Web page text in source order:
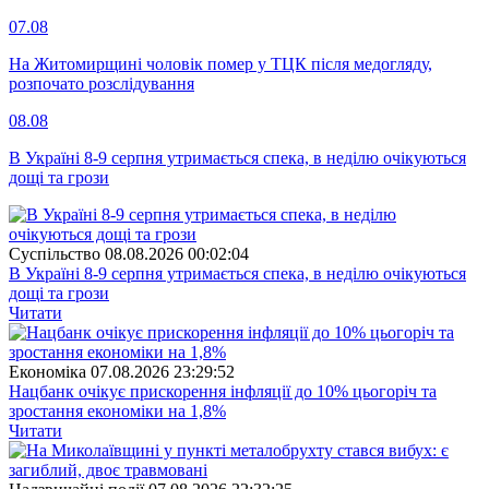
07.08
На Житомирщині чоловік помер у ТЦК після медогляду,
розпочато розслідування
08.08
В Україні 8-9 серпня утримається спека, в неділю очікуються
дощі та грози
Суспiльство 08.08.2026 00:02:04
В Україні 8-9 серпня утримається спека, в неділю очікуються
дощі та грози
Читати
Економіка 07.08.2026 23:29:52
Нацбанк очікує прискорення інфляції до 10% цьогоріч та
зростання економіки на 1,8%
Читати